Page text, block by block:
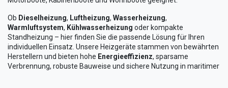
Ob Dieselheizung, Luftheizung, Wasserheizung,
Warmluftsystem, Kühlwasserheizung oder kompakte
Standheizung – hier finden Sie die passende Lösung für Ihren
individuellen Einsatz. Unsere Heizgeräte stammen von bewährten
Herstellern und bieten hohe Energieeffizienz, sparsame
Verbrennung, robuste Bauweise und sichere Nutzung in maritimer